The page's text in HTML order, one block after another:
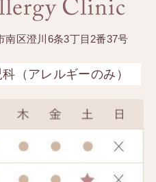
南区澄川6条3丁目2番37号
（アレルギーのみ）